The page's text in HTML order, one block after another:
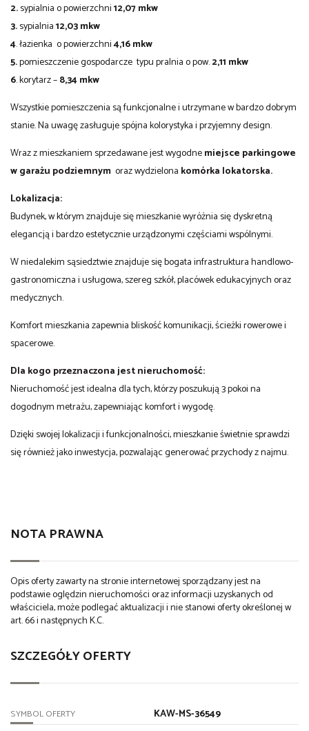
2.sypialnia o powierzchni12,07 mkw
3.sypialnia12,03 mkw
4. łazienka o powierzchni4,16 mkw
5.pomieszczenie gospodarcze typu pralnia o pow.2,11 mkw
6. korytarz –8,34 mkw
Wszystkie pomieszczenia są funkcjonalne i utrzymane w bardzo dobrym
stanie. Na uwagę zasługuje spójna kolorystyka i przyjemny design.
Wraz z mieszkaniem sprzedawane jest wygodnemiejsce parkingowe
w garażu podziemnym oraz wydzielona komórka lokatorska.
Lokalizacja:
Budynek, w którym znajduje się mieszkanie wyróżnia się dyskretną
elegancją i bardzo estetycznie urządzonymi częściami wspólnymi.
W niedalekim sąsiedztwie znajduje się bogata infrastruktura handlowo-
gastronomiczna i usługowa, szereg szkół, placówek edukacyjnych oraz
medycznych.
Komfort mieszkania zapewnia bliskość komunikacji, ścieżki rowerowe i
spacerowe.
Dla kogo przeznaczona jest nieruchomość:
Nieruchomość jest idealna dla tych, którzy poszukują 3 pokoi na
dogodnym metrażu, zapewniając komfort i wygodę.
Dzięki swojej lokalizacji i funkcjonalności, mieszkanie świetnie sprawdzi
się również jako inwestycja, pozwalając generować przychody z najmu.
NOTA PRAWNA
Opis oferty zawarty na stronie internetowej sporządzany jest na
podstawie oględzin nieruchomości oraz informacji uzyskanych od
właściciela, może podlegać aktualizacji i nie stanowi oferty określonej w
art. 66 i następnych K.C.
SZCZEGÓŁY OFERTY
SYMBOL OFERTY KAW-MS-36549